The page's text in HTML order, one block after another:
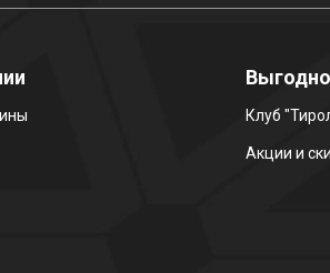
Выгодно
Клуб
Акции и